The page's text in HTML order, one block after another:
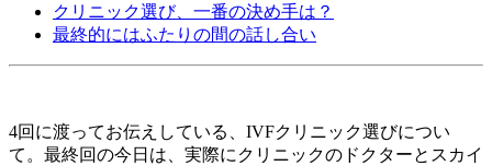
クリニック選び、一番の決め手は？
最終的にはふたりの間の話し合い
4回に渡ってお伝えしている、IVFクリニック選びについ
て。最終回の今日は、実際にクリニックのドクターとスカイ